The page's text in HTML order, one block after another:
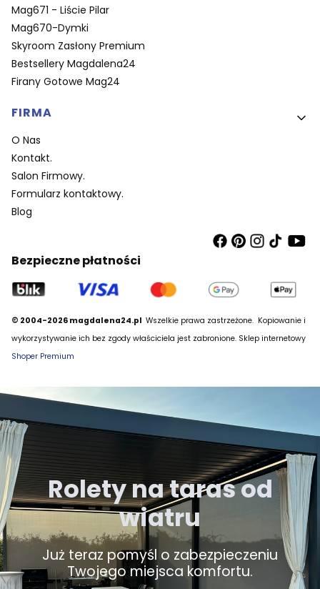
Mag671 - Liście Pilar
Mag670-Dymki
Skyroom Zasłony Premium
Bestsellery Magdalena24
Firany Gotowe Mag24
FIRMA
O Nas
Kontakt.
Salon Firmowy.
Formularz kontaktowy.
Blog
Bezpieczne płatności
© 2004-2026 magdalena24.pl Wszelkie prawa zastrzeżone. Kopiowanie i
wykorzystywanie ich bez zgody właściciela jest zabronione. Sklep internetowy
Shoper Premium
Rolety na taras od
wiatru
Już teraz pomyśl o zabezpieczeniu
Twojego miejsca komfortu.